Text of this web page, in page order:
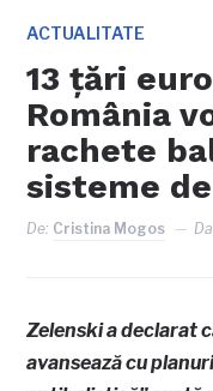
ACTUALITATE
13 țări
România
rachete
sisteme
De: Cristina Mogos
Zelenski a declarat
avansează cu